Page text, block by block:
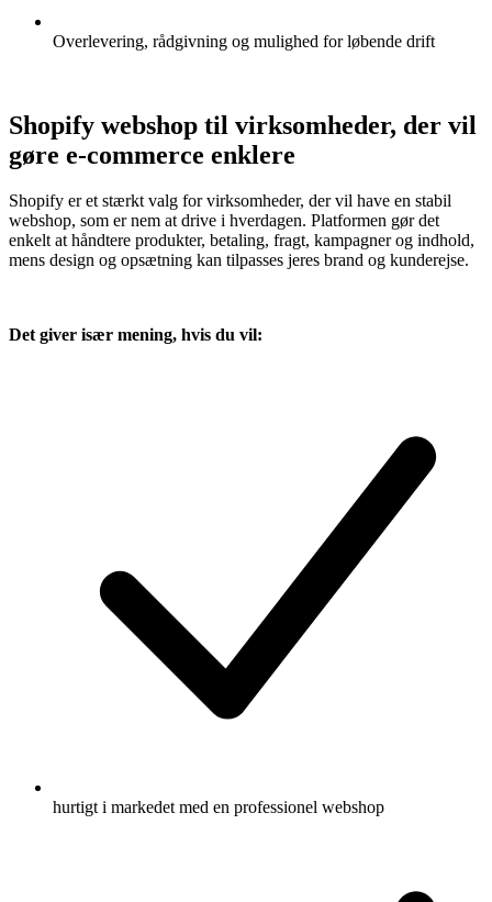
Overlevering, rådgivning og mulighed for løbende drift
Shopify webshop til virksomheder, der vil
gøre e-commerce enklere
Shopify er et stærkt valg for virksomheder, der vil have en stabil
webshop, som er nem at drive i hverdagen. Platformen gør det
enkelt at håndtere produkter, betaling, fragt, kampagner og indhold,
mens design og opsætning kan tilpasses jeres brand og kunderejse.
Det giver især mening, hvis du vil:
hurtigt i markedet med en professionel webshop